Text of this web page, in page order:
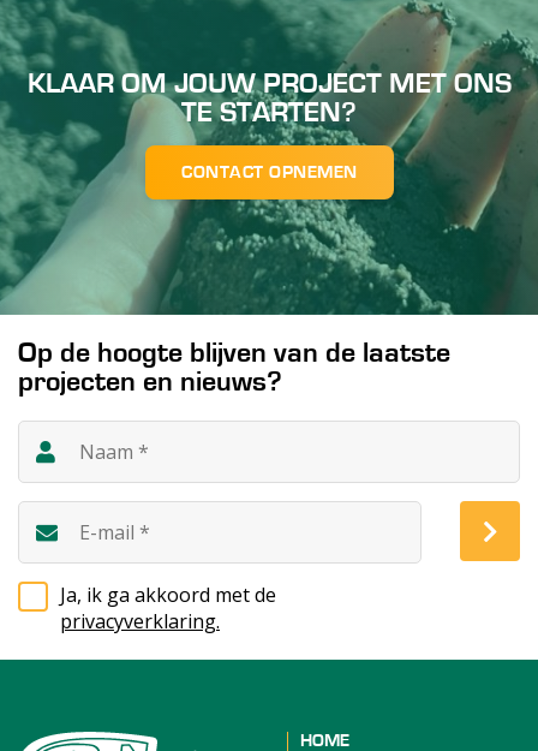
KLAAR OM JOUW PROJECT MET ONS
TE STARTEN?
CONTACT OPNEMEN
Op de hoogte blijven van de laatste
projecten en nieuws?
Ja, ik ga akkoord met de
privacyverklaring.
HOME